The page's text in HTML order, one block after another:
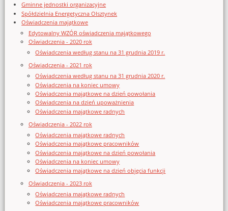
Gminne jednostki organizacyjne
Spółdzielnia Energetyczna Olsztynek
Oświadczenia majątkowe
Edytowalny WZÓR oświadczenia majątkowego
Oświadczenia - 2020 rok
Oświadczenia według stanu na 31 grudnia 2019 r.
Oświadczenia - 2021 rok
Oświadczenia według stanu na 31 grudnia 2020 r.
Oświadczenia na koniec umowy
Oświadczenia majątkowe na dzień powołania
Oświadczenia na dzień upoważnienia
Oświadczenia majątkowe radnych
Oświadczenia - 2022 rok
Oświadczenia majątkowe radnych
Oświadczenia majątkowe pracowników
Oświadczenia majątkowe na dzień powołania
Oświadczenia na koniec umowy
Oświadczenia majątkowe na dzień objęcia funkcji
Oświadczenia - 2023 rok
Oświadczenia majątkowe radnych
Oświadczenia majątkowe pracowników